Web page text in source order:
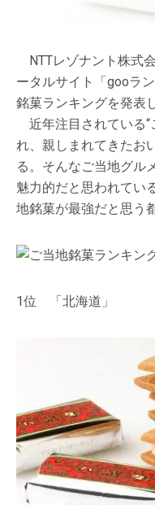
NTTレゾナント株式
ータルサイト「gooラ
銘菓ランキングを発表
近年注目されている“
れ、親しまれてきたお
る。そんなご当地グル
魅力的だと思われてい
地銘菓が最強だと思う
1位 「北海道」